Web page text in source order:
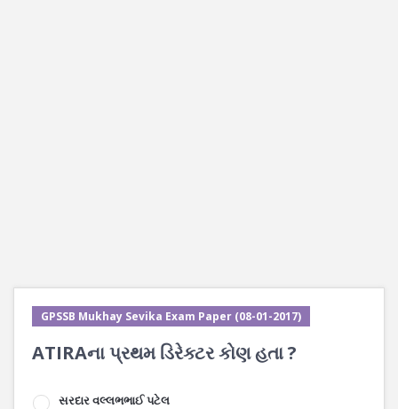
GPSSB Mukhay Sevika Exam Paper (08-01-2017)
ATIRAના પ્રથમ ડિરેક્ટર કોણ હતા ?
સરદાર વલ્લભભાઈ પટેલ